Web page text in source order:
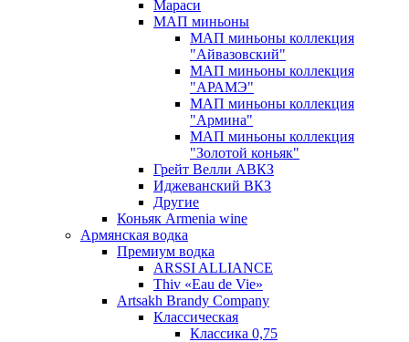
Мараси
МАП миньоны
МАП миньоны коллекция
"Айвазовский"
МАП миньоны коллекция
"АРАМЭ"
МАП миньоны коллекция
"Армина"
МАП миньоны коллекция
"Золотой коньяк"
Грейт Велли АВКЗ
Иджеванский ВКЗ
Другие
Коньяк Armenia wine
Армянская водка
Премиум водка
ARSSI ALLIANCE
Thiv «Eau de Vie»
Artsakh Brandy Company
Классическая
Классика 0,75